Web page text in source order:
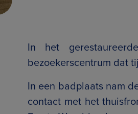
In het
bezoekerscentrum dat
In een badplaats nam
contact met het